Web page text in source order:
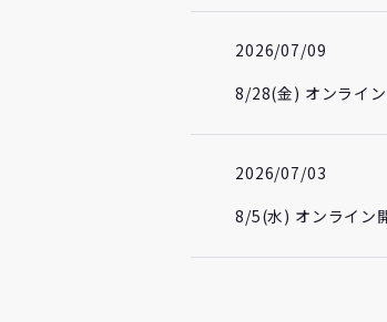
2026/07/09
8/28(金) オンライ
2026/07/03
8/5(水) オンライン